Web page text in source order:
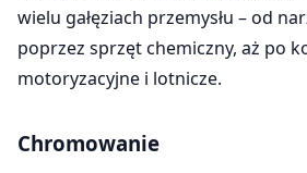
wielu gałęziach przemysłu – od
poprzez sprzęt chemiczny, aż po
motoryzacyjne i lotnicze.
Chromowanie